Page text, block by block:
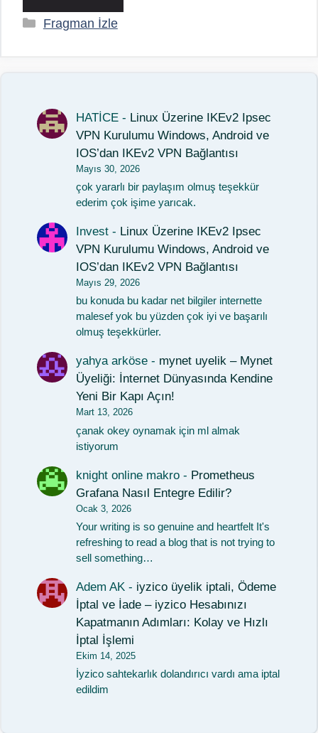
Kategoriler
Fragman İzle
HATİCE - Linux Üzerine IKEv2 Ipsec
VPN Kurulumu Windows, Android ve
IOS’dan IKEv2 VPN Bağlantısı
Mayıs 30, 2026
çok yararlı bir paylaşım olmuş teşekkür
ederim çok işime yarıcak.
Invest - Linux Üzerine IKEv2 Ipsec
VPN Kurulumu Windows, Android ve
IOS’dan IKEv2 VPN Bağlantısı
Mayıs 29, 2026
bu konuda bu kadar net bilgiler internette
malesef yok bu yüzden çok iyi ve başarılı
olmuş teşekkürler.
yahya arköse - mynet uyelik – Mynet
Üyeliği: İnternet Dünyasında Kendine
Yeni Bir Kapı Açın!
Mart 13, 2026
çanak okey oynamak için ml almak
istiyorum
knight online makro - Prometheus
Grafana Nasıl Entegre Edilir?
Ocak 3, 2026
Your writing is so genuine and heartfelt It's
refreshing to read a blog that is not trying to
sell something…
Adem AK - iyzico üyelik iptali, Ödeme
İptal ve İade – iyzico Hesabınızı
Kapatmanın Adımları: Kolay ve Hızlı
İptal İşlemi
Ekim 14, 2025
İyzico sahtekarlık dolandırıcı vardı ama iptal
edildim